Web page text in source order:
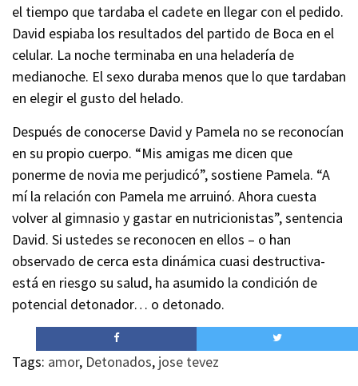
el tiempo que tardaba el cadete en llegar con el pedido.
David espiaba los resultados del partido de Boca en el
celular. La noche terminaba en una heladería de
medianoche. El sexo duraba menos que lo que tardaban
en elegir el gusto del helado.
Después de conocerse David y Pamela no se reconocían
en su propio cuerpo. “Mis amigas me dicen que
ponerme de novia me perjudicó”, sostiene Pamela. “A
mí la relación con Pamela me arruinó. Ahora cuesta
volver al gimnasio y gastar en nutricionistas”, sentencia
David. Si ustedes se reconocen en ellos – o han
observado de cerca esta dinámica cuasi destructiva-
está en riesgo su salud, ha asumido la condición de
potencial detonador… o detonado.
Tags: amor, Detonados, jose tevez